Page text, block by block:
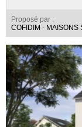
Proposé par :
COFIDIM - MAISONS